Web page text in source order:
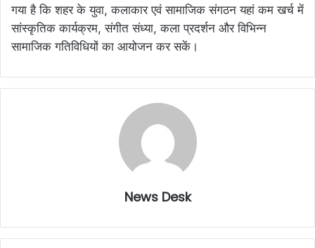
गया है कि शहर के युवा, कलाकार एवं सामाजिक संगठन यहां कम खर्च में
सांस्कृतिक कार्यक्रम, संगीत संध्या, कला प्रदर्शन और विभिन्न
सामाजिक गतिविधियों का आयोजन कर सकें।
News Desk